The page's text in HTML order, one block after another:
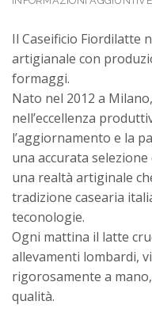
Il Caseificio Fiordilatte
artigianale con
formaggi.
Nato nel 2012 a
nell’eccellenza
l’aggiornamento e la
una accurata
una realtà artiginale
tradizione casearia
teconologie.
Ogni mattina il latte
allevamenti lombardi,
rigorosamente a
qualità.